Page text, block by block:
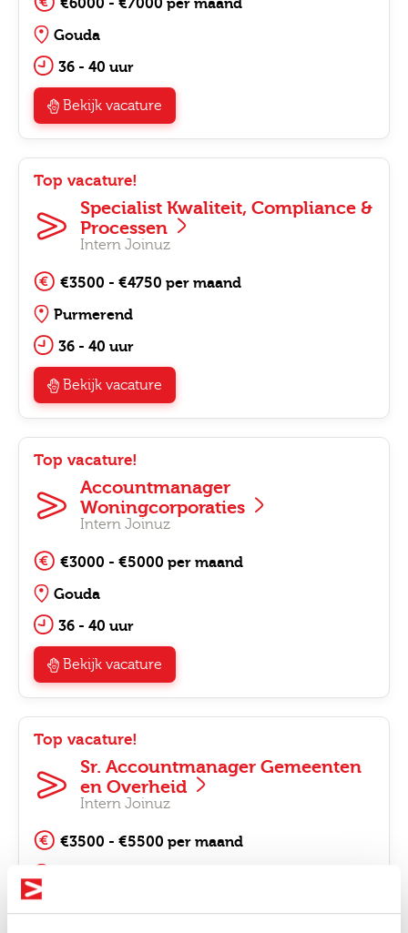
Gouda
36 - 40 uur
Bekijk vacature
Specialist Kwaliteit, Compliance &
Processen
Intern Joinuz
Top vacature!
€3500 - €4750 per maand
Purmerend
36 - 40 uur
Bekijk vacature
Accountmanager
Woningcorporaties
Intern Joinuz
Top vacature!
€3000 - €5000 per maand
Gouda
36 - 40 uur
Bekijk vacature
Sr. Accountmanager Gemeenten
en Overheid
Intern Joinuz
Top vacature!
€3500 - €5500 per maand